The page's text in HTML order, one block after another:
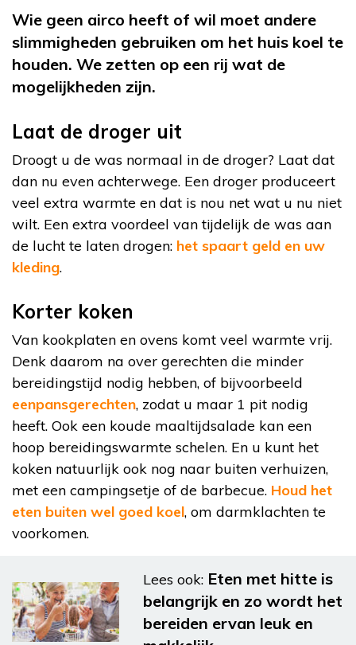
Wie geen airco heeft of wil moet andere
slimmigheden gebruiken om het huis koel te
houden. We zetten op een rij wat de
mogelijkheden zijn.
Laat de droger uit
Droogt u de was normaal in de droger? Laat dat
dan nu even achterwege. Een droger produceert
veel extra warmte en dat is nou net wat u nu niet
wilt. Een extra voordeel van tijdelijk de was aan
de lucht te laten drogen: het spaart geld en uw
kleding.
Korter koken
Van kookplaten en ovens komt veel warmte vrij.
Denk daarom na over gerechten die minder
bereidingstijd nodig hebben, of bijvoorbeeld
eenpansgerechten, zodat u maar 1 pit nodig
heeft. Ook een koude maaltijdsalade kan een
hoop bereidingswarmte schelen. En u kunt het
koken natuurlijk ook nog naar buiten verhuizen,
met een campingsetje of de barbecue. Houd het
eten buiten wel goed koel, om darmklachten te
voorkomen.
Lees ook: Eten met hitte is
belangrijk en zo wordt het
bereiden ervan leuk en